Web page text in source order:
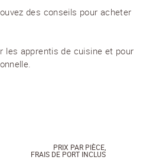
des conseils pour acheter
les apprentis de cuisine et pour
PRIX PAR PIÈCE,
FRAIS DE PORT INCLUS